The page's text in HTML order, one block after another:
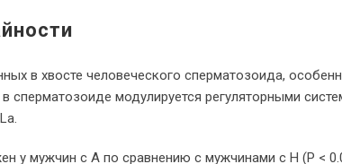
в хвосте человеческого сперматозоида,
сперматозоиде модулируется регуляторными
у мужчин с А по сравнению с мужчинами с Н (P <